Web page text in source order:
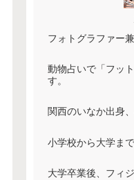
フォトグラファー
動物占いで「フッ
す。
関西のいなか出身
小学校から大学ま
大学卒業後、フィ